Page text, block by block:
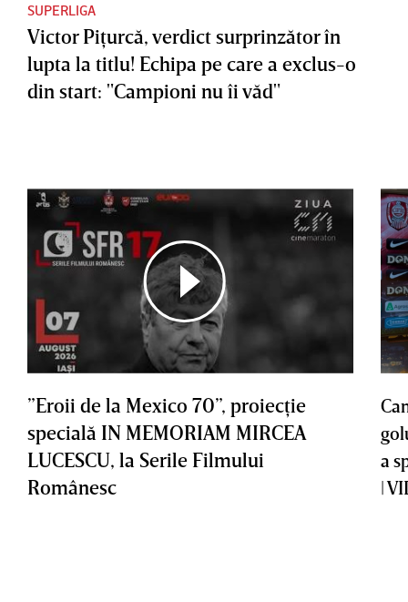
SUPERLIGA
Victor Piţurcă, verdict surprinzător în
lupta la titlu! Echipa pe care a exclus-o
din start: "Campioni nu îi văd"
”Eroii de la Mexico 70”, proiecţie
specială IN MEMORIAM MIRCEA
LUCESCU, la Serile Filmului
Românesc
a
|